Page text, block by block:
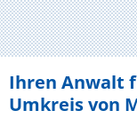
Ihren Anwalt
Umkreis von